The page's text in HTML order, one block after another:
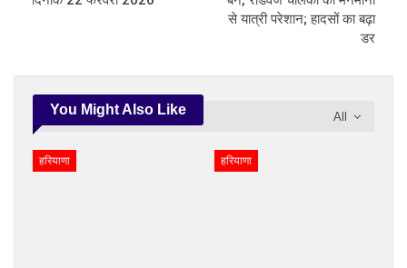
से यात्री परेशान; हादसों का बढ़ा
डर
All
You Might Also Like
हरियाणा हरियाणा